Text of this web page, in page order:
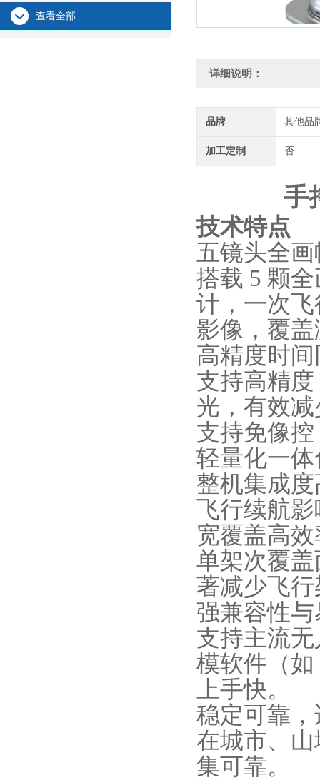
查看全部
详细说明：
品牌 其他品
加工定制 否
手
技术特点
五镜头全
搭载 5 颗
计，一次
影像，覆
高精度时
支持高精
光，有效
支持免像
轻量化一
整机集成
飞行续航
宽覆盖高
单架次覆
著减少飞
强兼容性
支持主流
模软件（如
上手快。
稳定可靠
在城市、
集可靠。